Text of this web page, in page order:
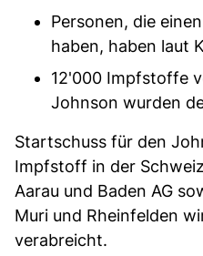
Personen, die
haben, haben laut
12'000 Impfstoffe
Johnson wurden
Startschuss für den
Impfstoff in der
Aarau und Baden AG
Muri und Rheinfelden
verabreicht.